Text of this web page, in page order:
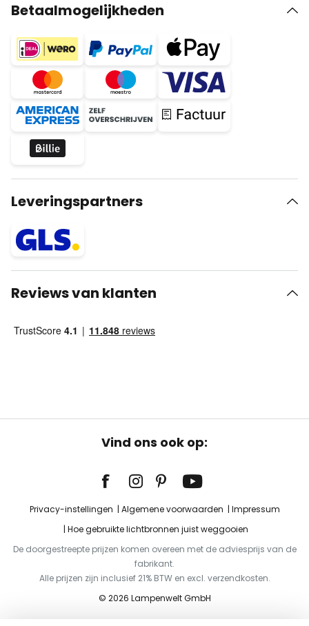
Betaalmogelijkheden
Leveringspartners
Reviews van klanten
Vind ons ook op:
Privacy-instellingen Algemene voorwaarden
Impressum
Hoe gebruikte lichtbronnen juist weggooien
De doorgestreepte prijzen komen overeen met de adviesprijs van de
fabrikant.
Alle prijzen zijn inclusief 21% BTW en excl. verzendkosten.
© 2026 Lampenwelt GmbH